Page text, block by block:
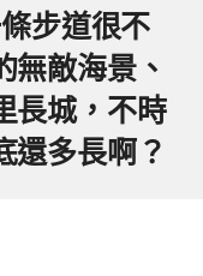
步道很不
無敵海景、
長城，不時
還多長啊？